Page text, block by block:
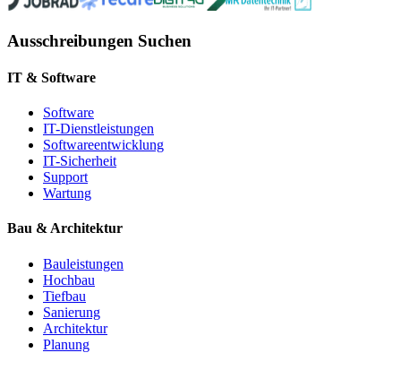
Ausschreibungen Suchen
IT & Software
Software
IT-Dienstleistungen
Softwareentwicklung
IT-Sicherheit
Support
Wartung
Bau & Architektur
Bauleistungen
Hochbau
Tiefbau
Sanierung
Architektur
Planung